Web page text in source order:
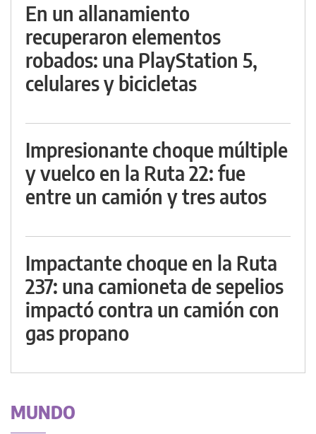
En un allanamiento
recuperaron elementos
robados: una PlayStation 5,
celulares y bicicletas
Impresionante choque múltiple
y vuelco en la Ruta 22: fue
entre un camión y tres autos
Impactante choque en la Ruta
237: una camioneta de sepelios
impactó contra un camión con
gas propano
MUNDO